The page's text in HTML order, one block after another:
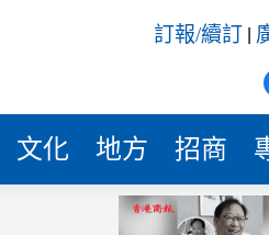
訂報/續訂
文化 地方 招商